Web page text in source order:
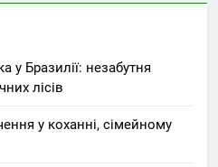
у Бразилії: незабутня
лісів
у коханні, сімейному